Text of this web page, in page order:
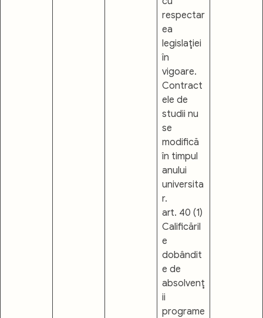
respectar
ea
legislaţiei
în
vigoare.
Contract
ele de
studii nu
se
modifică
în timpul
anului
universita
r.
art. 40 (1)
Calificăril
e
dobândit
e de
absolvenţ
ii
programe